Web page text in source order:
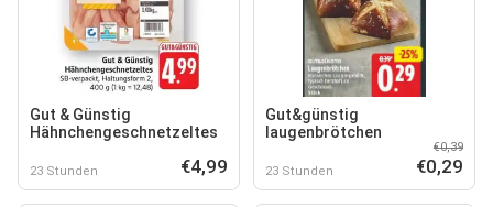
Gut & Günstig
Hähnchengeschnetzeltes
23 Stunden €4,99
Gut&günstig
laugenbrötchen
23 Stunden
€0,39
€0,29